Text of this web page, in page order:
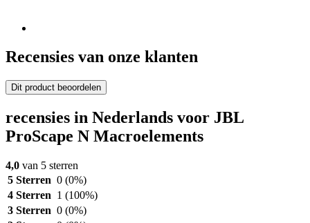
Recensies van onze klanten
Dit product beoordelen
recensies in Nederlands voor JBL
ProScape N Macroelements
4,0 van 5 sterren
5 Sterren 0 (0%)
4 Sterren 1 (100%)
3 Sterren 0 (0%)